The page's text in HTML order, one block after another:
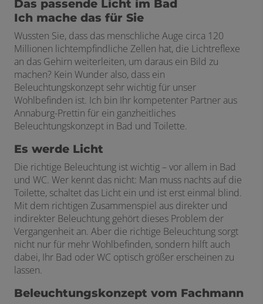
Das passende Licht im Bad
Ich mache das für Sie
Wussten Sie, dass das menschliche Auge circa 120
Millionen lichtempfindliche Zellen hat, die Lichtreflexe
an das Gehirn weiterleiten, um daraus ein Bild zu
machen? Kein Wunder also, dass ein
Beleuchtungskonzept sehr wichtig für unser
Wohlbefinden ist. Ich bin Ihr kompetenter Partner aus
Annaburg-Prettin für ein ganzheitliches
Beleuchtungskonzept in Bad und Toilette.
Es werde Licht
Die richtige Beleuchtung ist wichtig – vor allem in Bad
und WC. Wer kennt das nicht: Man muss nachts auf die
Toilette, schaltet das Licht ein und ist erst einmal blind.
Mit dem richtigen Zusammenspiel aus direkter und
indirekter Beleuchtung gehört dieses Problem der
Vergangenheit an. Aber die richtige Beleuchtung sorgt
nicht nur für mehr Wohlbefinden, sondern hilft auch
dabei, Ihr Bad oder WC optisch größer erscheinen zu
lassen.
Beleuchtungskonzept vom Fachmann